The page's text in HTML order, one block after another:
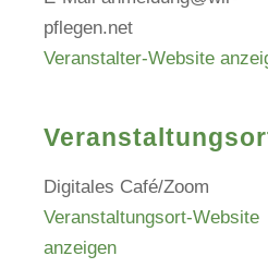
Digitales Café/Zoom
Veranstaltungsort-Website
anzeigen
pflegen.net
Veranstalter-Website